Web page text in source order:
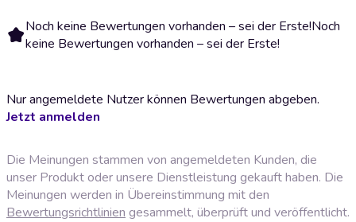
Noch keine Bewertungen vorhanden – sei der Erste!Noch
keine Bewertungen vorhanden – sei der Erste!
Nur angemeldete Nutzer können Bewertungen abgeben.
Jetzt anmelden
Die Meinungen stammen von angemeldeten Kunden, die
unser Produkt oder unsere Dienstleistung gekauft haben. Die
Meinungen werden in Übereinstimmung mit den
Bewertungsrichtlinien gesammelt, überprüft und veröffentlicht.